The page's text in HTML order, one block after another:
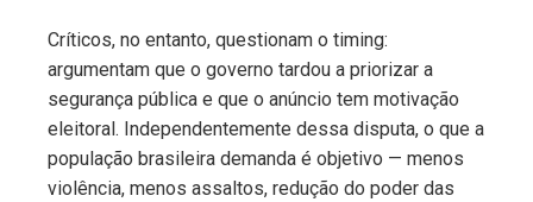
Críticos, no entanto, questionam o timing:
argumentam que o governo tardou a priorizar a
segurança pública e que o anúncio tem motivação
eleitoral. Independentemente dessa disputa, o que a
população brasileira demanda é objetivo — menos
violência, menos assaltos, redução do poder das